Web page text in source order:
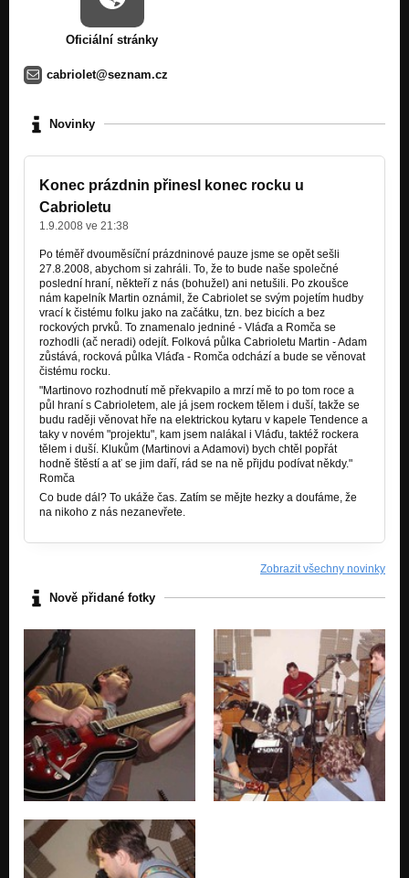
Oficiální stránky
cabriolet@seznam.cz
Novinky
Konec prázdnin přinesl konec rocku u
Cabrioletu
1.9.2008 ve 21:38
Po téměř dvouměsíční prázdninové pauze jsme se opět sešli
27.8.2008, abychom si zahráli. To, že to bude naše společné
poslední hraní, někteří z nás (bohužel) ani netušili. Po zkoušce
nám kapelník Martin oznámil, že Cabriolet se svým pojetím hudby
vrací k čistému folku jako na začátku, tzn. bez bicích a bez
rockových prvků. To znamenalo jedniné - Vláďa a Romča se
rozhodli (ač neradi) odejít. Folková půlka Cabrioletu Martin - Adam
zůstává, rocková půlka Vláďa - Romča odchází a bude se věnovat
čistému rocku.
"Martinovo rozhodnutí mě překvapilo a mrzí mě to po tom roce a
půl hraní s Cabrioletem, ale já jsem rockem tělem i duší, takže se
budu raději věnovat hře na elektrickou kytaru v kapele Tendence a
taky v novém "projektu", kam jsem nalákal i Vláďu, taktéž rockera
tělem i duší. Klukům (Martinovi a Adamovi) bych chtěl popřát
hodně štěstí a ať se jim daří, rád se na ně přijdu podívat někdy."
Romča
Co bude dál? To ukáže čas. Zatím se mějte hezky a doufáme, že
na nikoho z nás nezanevřete.
Zobrazit všechny novinky
Nově přidané fotky